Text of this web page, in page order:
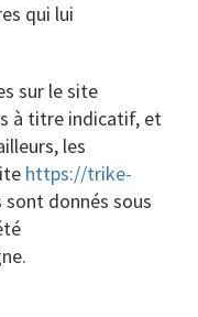
qui lui
sur le site
à titre indicatif, et
les
https://trike-
donnés sous